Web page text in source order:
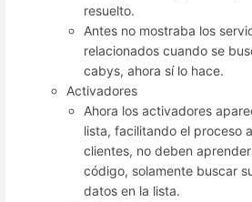
resuelto.
Antes no mostraba los
relacionados cuando se
cabys, ahora sí lo hace.
Activadores
Ahora los activadores
lista, facilitando el proceso
clientes, no deben
código, solamente buscar
datos en la lista.